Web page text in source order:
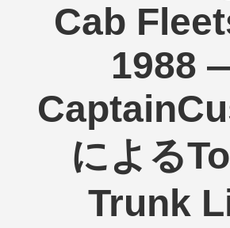
Cab
1988
による
Trunk